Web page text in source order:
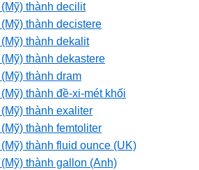
thành decilit
thành decistere
thành dekalit
thành dekastere
thành dram
thành đề-xi-mét khối
thành exaliter
thành femtoliter
thành fluid ounce (UK)
thành gallon (Anh)